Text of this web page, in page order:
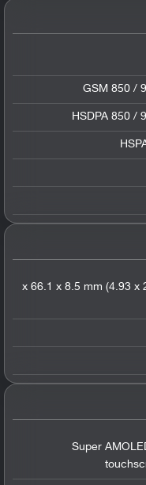
GSM 850 /
HSDPA 850 /
125.3 x 66.1 x 8.5 mm (4.93
Super